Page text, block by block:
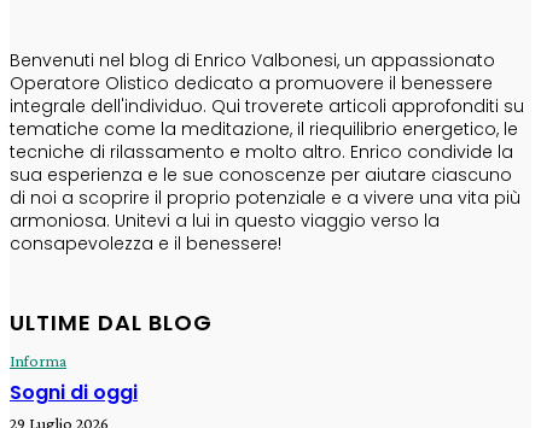
Benvenuti nel blog di Enrico Valbonesi, un appassionato
Operatore Olistico dedicato a promuovere il benessere
integrale dell'individuo. Qui troverete articoli approfonditi su
tematiche come la meditazione, il riequilibrio energetico, le
tecniche di rilassamento e molto altro. Enrico condivide la
sua esperienza e le sue conoscenze per aiutare ciascuno
di noi a scoprire il proprio potenziale e a vivere una vita più
armoniosa. Unitevi a lui in questo viaggio verso la
consapevolezza e il benessere!
ULTIME DAL BLOG
Informa
Sogni di oggi
29 Luglio 2026